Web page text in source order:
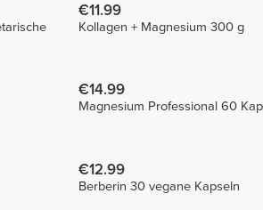
€11.99
Kollagen + Magnesium 300 g
€14.99
Magnesium Professional 60
€12.99
Berberin 30 vegane Kapseln